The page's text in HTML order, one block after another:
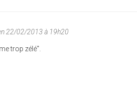
22/02/2013 à 19h20
trop zélé".